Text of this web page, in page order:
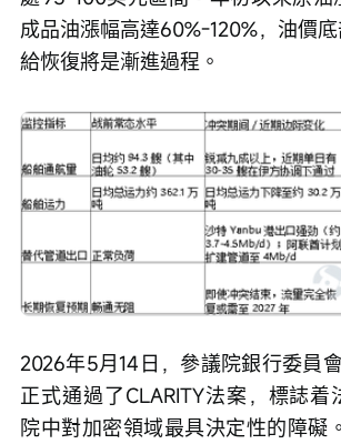
成品油漲幅高達60%-120%，油價
給恢復將是漸進過程。
2026年5月14日，參議院銀行委員
正式通過了CLARITY法案，標誌
院中對加密領域最具決定性的障礙